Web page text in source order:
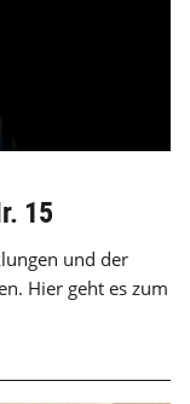
15
und der
Hier geht es zum